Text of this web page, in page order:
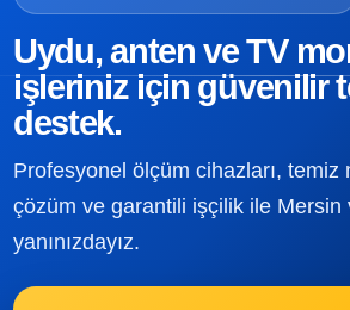
Uydu, anten ve TV
işleriniz için güvenilir
destek.
Profesyonel ölçüm cihazları, temiz
çözüm ve garantili işçilik ile Mersin
yanınızdayız.